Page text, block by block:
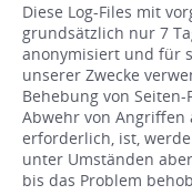
Diese Log-Files mit
grundsätzlich nur 7
anonymisiert und für
unserer Zwecke
Behebung von
Abwehr von Angriffen
erforderlich, ist,
unter Umständen
bis das Problem